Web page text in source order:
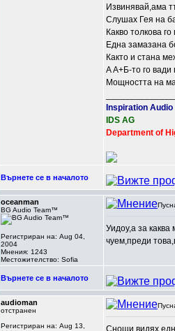
Извинявай,ама
Слушах Гея на
Какво толкова
Една замазана
Както и стана
A А+Б-то го
Мощността на
Inspiration Audio
IDS AG
Department of
Върнете се в началото
oceanman
BG Audio Team™
Регистриран на: Aug 04,
2004
Мнения: 1243
Местожителство: Sofia
Уидоу,а за
чуем,преди
Върнете се в началото
audioman
отстранен
Регистриран на: Aug 13,
Снощи видях